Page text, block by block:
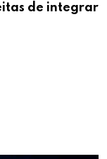
de integrar